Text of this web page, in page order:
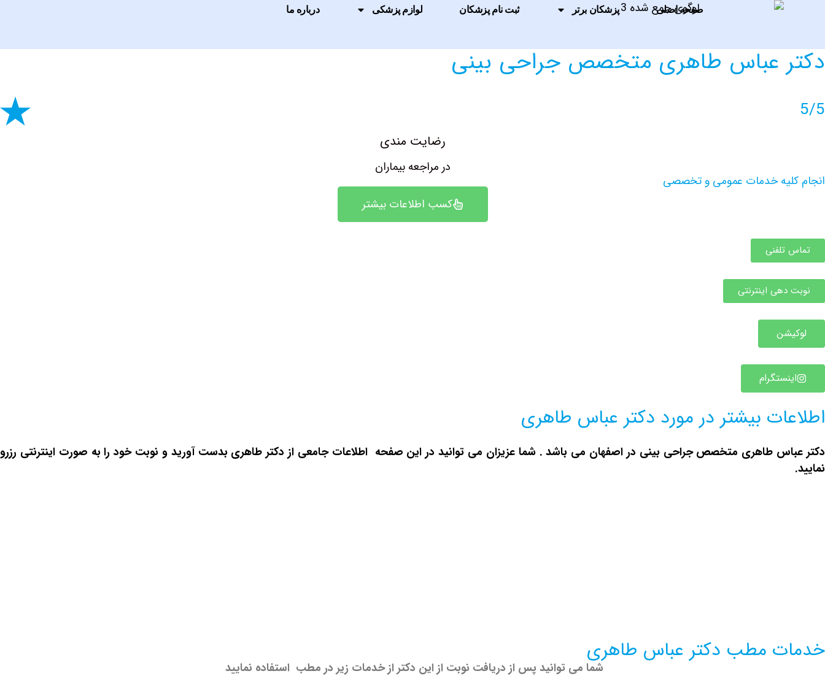
صفحه اصلی پزشکان برتر ثبت نام پزشکان لوازم پزشکی درباره ما
دکتر عباس طاهری متخصص جراحی بینی
5/5
رضایت مندی
در مراجعه بیماران
انجام کلیه خدمات عمومی و تخصصی
کسب اطلاعات بیشتر
تماس تلفنی
نوبت دهی اینترنتی
لوکیشن
اینستگرام
اطلاعات بیشتر در مورد دکتر عباس طاهری
دکتر عباس طاهری متخصصجراحی بینی در اصفهان می باشد . شما عزیزان می توانید در این صفحه اطلاعات جامعی از دکتر طاهری بدست آورید و نوبت خود را به صورت اینترنتی رزرو
نمایید.
خدمات مطب دکتر عباس طاهری
شما می توانید پس از دریافت نوبت از این دکتر از خدمات زیر در مطب استفاده نمایید